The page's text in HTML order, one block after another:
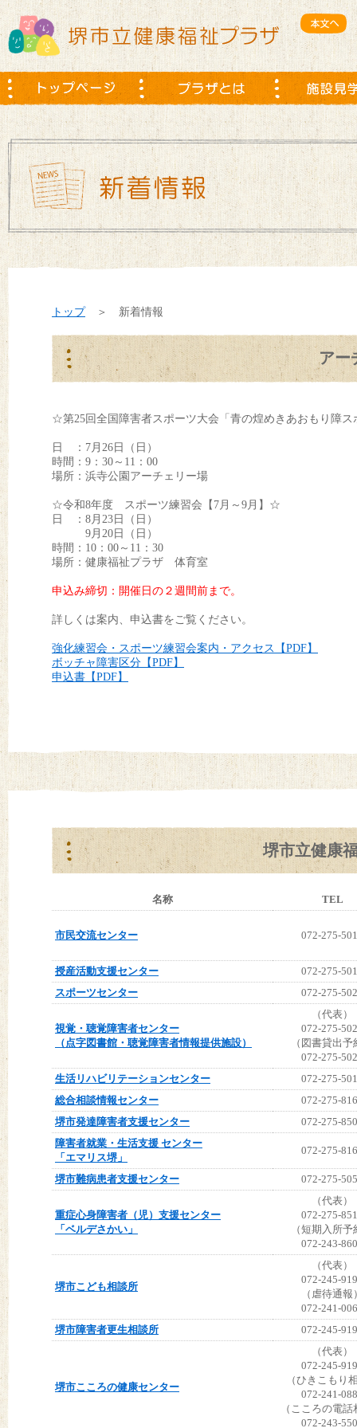
トップ＞ 新着情報
アー
☆第25回全国障害者スポーツ大会「青の煌めきあおもり障
日 ：7月26日（日）
時間：9：30～11：00
場所：浜寺公園アーチェリー場
☆令和8年度 スポーツ練習会【7月～9月】☆
日 ：8月23日（日）
9月20日（日）
時間：10：00～11：30
場所：健康福祉プラザ 体育室
申込み締切：開催日の２週間前まで。
詳しくは案内、申込書をご覧ください。
強化練習会・スポーツ練習会案内・アクセス【PDF】
ボッチャ障害区分【PDF】
申込書【PDF】
堺市立健康
名称 TEL
市民交流センター 072-275-
授産活動支援センター
072-275-
スポーツセンター
072-275-
視覚・聴覚障害者センター
（点字図書館・聴覚障害者情報提供施設）
（代表）
072-275-
（図書貸出予
072-275-
生活リハビリテーションセンター
072-275-
総合相談情報センター
072-275-
堺市発達障害者支援センター
072-275-
障害者就業・生活支援 センター
「エマリス堺」
072-275-
堺市難病患者支援センター 072-275-
重症心身障害者（児）支援センター
「ベルデさかい」
（代表）
072-275-
（短期入所予
072-243-
堺市こども相談所
（代表）
072-245-
（虐待通報
072-241-
堺市障害者更生相談所
072-245-
堺市こころの健康センター
（代表）
072-245-
（ひきこもり
072-241-
（こころの電
072-243-